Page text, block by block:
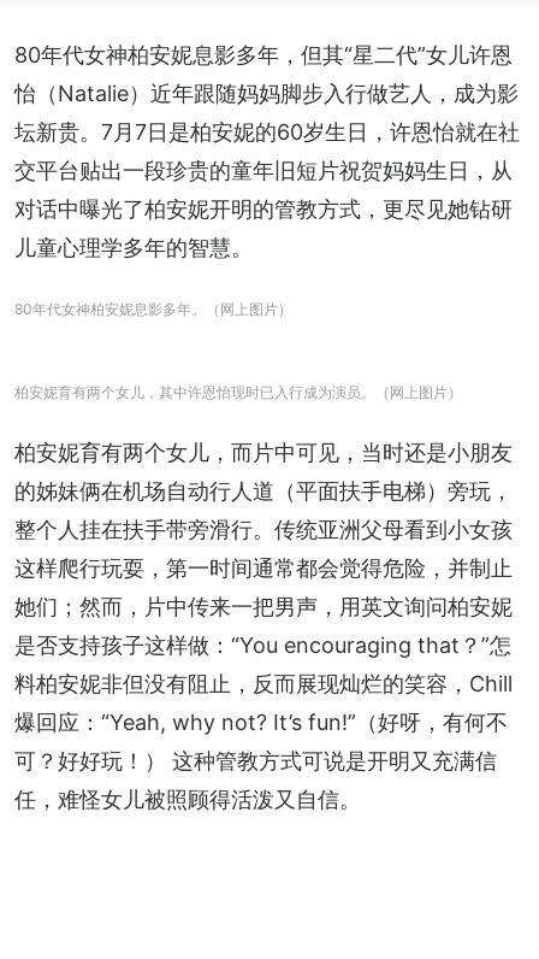
80年代女神柏安妮息影多年，但其“星二代”女儿许恩
怡（Natalie）近年跟随妈妈脚步入行做艺人，成为影
坛新贵。7月7日是柏安妮的60岁生日，许恩怡就在社
交平台贴出一段珍贵的童年旧短片祝贺妈妈生日，从
对话中曝光了柏安妮开明的管教方式，更尽见她钻研
儿童心理学多年的智慧。
80年代女神柏安妮息影多年。（网上图片）
柏安妮育有两个女儿，其中许恩怡现时已入行成为演员。（网上图片）
柏安妮育有两个女儿，而片中可见，当时还是小朋友
的姊妹俩在机场自动行人道（平面扶手电梯）旁玩，
整个人挂在扶手带旁滑行。传统亚洲父母看到小女孩
这样爬行玩耍，第一时间通常都会觉得危险，并制止
她们；然而，片中传来一把男声，用英文询问柏安妮
是否支持孩子这样做：“You encouraging that？”怎
料柏安妮非但没有阻止，反而展现灿烂的笑容，Chill
爆回应：“Yeah, why not? It’s fun!”（好呀，有何不
可？好好玩！） 这种管教方式可说是开明又充满信
任，难怪女儿被照顾得活泼又自信。